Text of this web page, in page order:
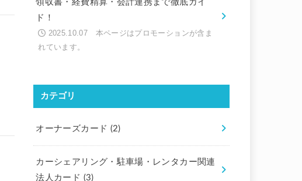
領収書・経費精算・会計連携まで徹底ガイ
ド！
2025.10.07
カテゴリ
オーナーズカード (2)
カーシェアリング・駐車場・レンタカー関連
法人カード (3)